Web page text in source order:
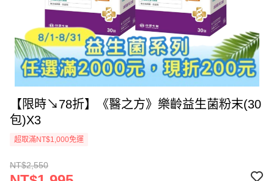
【限時↘78折】《醫之方》樂齡益生菌粉末(30
包)X3
超取滿NT$1,000免運
NT$2,550